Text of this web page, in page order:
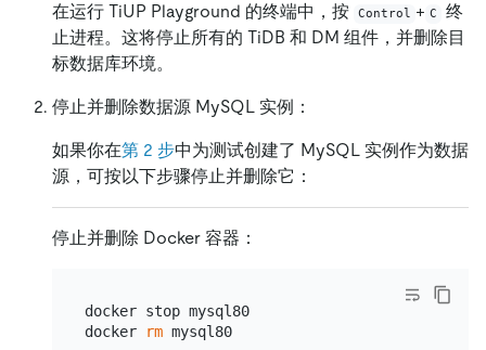
在运行 TiUP Playground 的终端中，按 Control + C
终
止进程。这将停止所有的 TiDB 和 DM 组件，并删除目
标数据库环境。
停止并删除数据源 MySQL 实例：
如果你在第 2 步中为测试创建了 MySQL 实例作为数据
源，可按以下步骤停止并删除它：
停止并删除 Docker 容器：
docker stop mysql80
docker
rm mysql80